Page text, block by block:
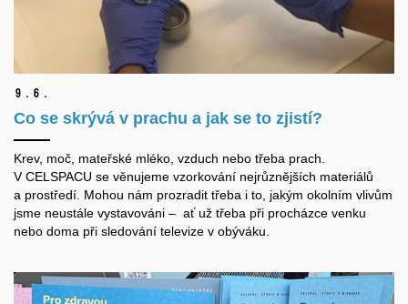
9. 6.
Co se skrývá v prachu a jak se to zjistí?
Krev, moč, mateřské mléko, vzduch nebo třeba prach.
V CELSPACU se věnujeme vzorkování nejrůznějších materiálů
a prostředí. Mohou nám prozradit třeba i to, jakým okolním vlivům
jsme neustále vystavováni – ať už třeba při procházce venku
nebo doma při sledování televize v obýváku.